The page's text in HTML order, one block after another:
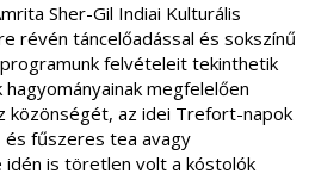
Sher-Gil Indiai Kulturális
révén táncelőadással és sokszínű
felvételeit tekinthetik
megfelelően
közönségét, az idei Trefort-napok
fűszeres tea avagy
idén is töretlen volt a kóstolók